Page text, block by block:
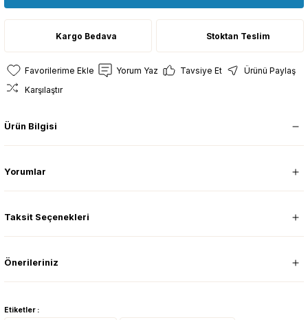
Kargo Bedava Stoktan Teslim
Yorum Yaz Tavsiye Et
Ürünü Paylaş
Karşılaştır
Ürün Bilgisi
Yorumlar
Taksit Seçenekleri
Önerileriniz
Etiketler :